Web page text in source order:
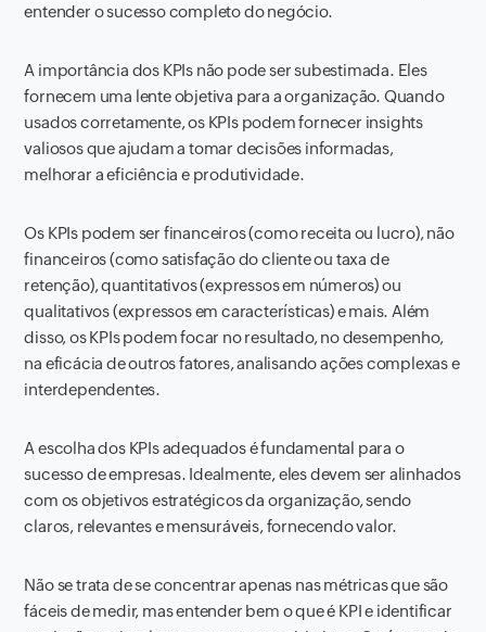
entender o sucesso completo do negócio.
A importância dos KPIs não pode ser subestimada. Eles
fornecem uma lente objetiva para a organização. Quando
usados corretamente, os KPIs podem fornecer insights
valiosos que ajudam a tomar decisões informadas,
melhorar a eficiência e produtividade.
Os KPIs podem ser financeiros (como receita ou lucro), não
financeiros (como satisfação do cliente ou taxa de
retenção), quantitativos (expressos em números) ou
qualitativos (expressos em características) e mais. Além
disso, os KPIs podem focar no resultado, no desempenho,
na eficácia de outros fatores, analisando ações complexas e
interdependentes.
A escolha dos KPIs adequados é fundamental para o
sucesso de empresas. Idealmente, eles devem ser alinhados
com os objetivos estratégicos da organização, sendo
claros, relevantes e mensuráveis, fornecendo valor.
Não se trata de se concentrar apenas nas métricas que são
fáceis de medir, mas entender bem o que é KPI e identificar